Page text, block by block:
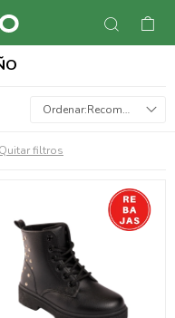
Recomendados
Quitar filtros